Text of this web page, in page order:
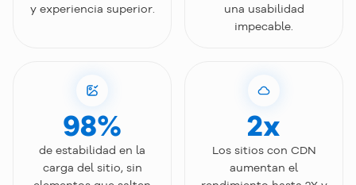
y experiencia superior.
una usabilidad
impecable.
98%
de estabilidad en la
carga del sitio, sin
2x
Los sitios con CDN
aumentan el